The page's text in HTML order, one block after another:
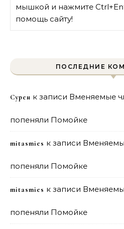
мышкой и нажмите
помощь сайту!
ПОСЛЕДНИЕ
Сурен к записи Вменяемые
попеняли Помойке
mitasmies к записи
попеняли Помойке
mitasmies к записи
попеняли Помойке